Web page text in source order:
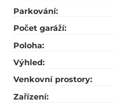
Parkování:
Počet garáží:
Poloha:
Výhled:
Venkovní prostory:
Zařízení: